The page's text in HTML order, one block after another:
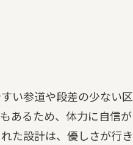
い参道や段差の少ない区
あるため、体力に自信が
た設計は、優しさが行き